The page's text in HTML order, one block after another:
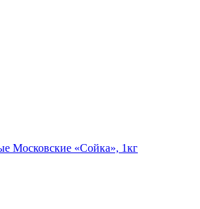
Московские «Сойка», 1кг